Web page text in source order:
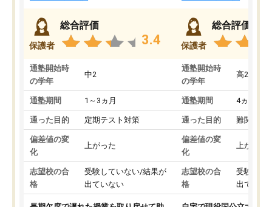
保護者
総合評価
3.4
通塾開始時
の学年
中2
通塾期間 1～3ヵ月
通った目的 定期テスト対策
偏差値の変
化
上がった
志望校の合
格
受験していない/結果が
出ていない
保護者
総合評価
通塾開始時
の学年
高2
通塾期間 4ヵ月～1
通った目的 難関私立
偏差値の変
化
上がった
志望校の合
格
受験して
出ていな